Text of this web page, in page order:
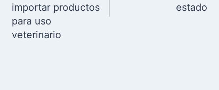
importar productos
para uso
veterinario
estado